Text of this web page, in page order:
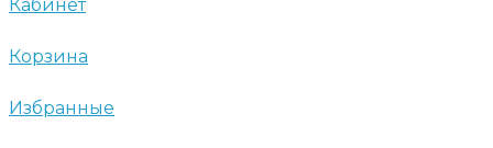
Кабинет
Корзина
Избранные